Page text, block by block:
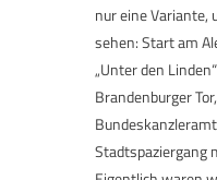
nur eine Variante,
sehen: Start am
„Unter den
Brandenburger
Stadtspaziergang